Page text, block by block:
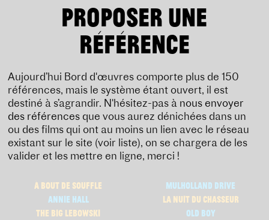
PROPOSER UNE
RÉFÉRENCE
Aujourd’hui Bord d'œuvres comporte plus de 150
références, mais le système étant ouvert, il est
destiné à s’agrandir. N'hésitez-pas à nous envoyer
des références que vous aurez dénichées dans un
ou des films qui ont au moins un lien avec le réseau
existant sur le site (voir liste), on se chargera de les
valider et les mettre en ligne, merci !
à bout de souffle
annie hall
the big lebowski
mulholland drive
la nuit du chasseur
Old boy